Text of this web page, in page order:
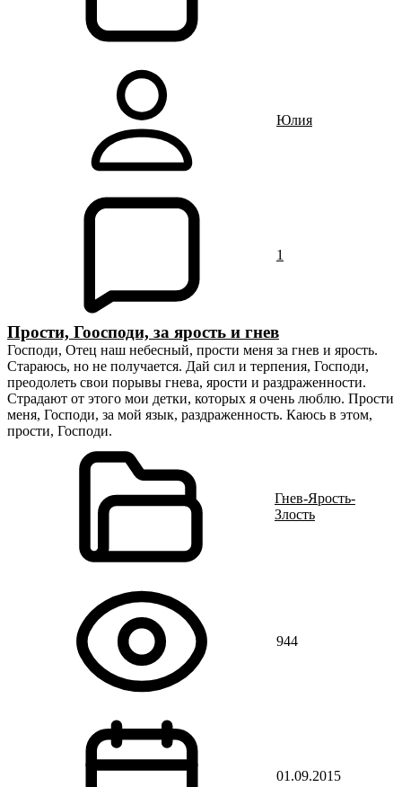
Юлия
1
Прости, Гоосподи, за ярость и гнев
Господи, Отец наш небесный, прости меня за гнев и ярость.
Стараюсь, но не получается. Дай сил и терпения, Господи,
преодолеть свои порывы гнева, ярости и раздраженности.
Страдают от этого мои детки, которых я очень люблю. Прости
меня, Господи, за мой язык, раздраженность. Каюсь в этом,
прости, Господи.
Гнев-Ярость-
Злость
944
01.09.2015